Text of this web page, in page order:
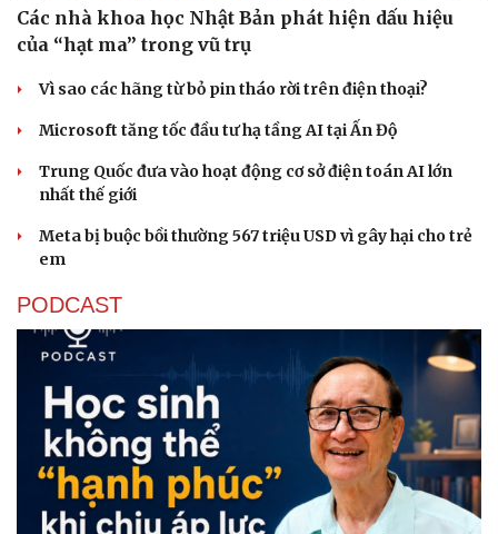
Sức khỏe
Dinh dưỡng - món ngon
Cây thuốc
Sản phụ khoa
Nhi khoa
Nam khoa
Đời sống
Nhà đẹp
Tình yêu - Gia đình
Các nhà khoa học Nhật Bản phát hiện dấu hiệu
của “hạt ma” trong vũ trụ
Vì sao các hãng từ bỏ pin tháo rời trên điện thoại?
Microsoft tăng tốc đầu tư hạ tầng AI tại Ấn Độ
Trung Quốc đưa vào hoạt động cơ sở điện toán AI lớn
nhất thế giới
Meta bị buộc bồi thường 567 triệu USD vì gây hại cho trẻ
em
PODCAST